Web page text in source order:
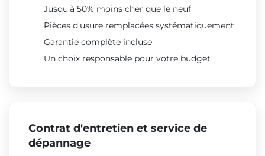
Jusqu'à 50% moins cher que le neuf
Pièces d'usure remplacées systématiquement
Garantie complète incluse
Un choix responsable pour votre budget
Contrat d'entretien et service de
dépannage